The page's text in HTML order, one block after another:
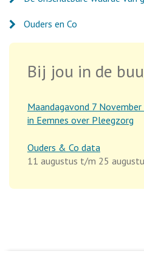
Ouders en Co
Bij jou in de
Maandagavond 7
in Eemnes over Pleegzorg
Ouders & Co data
11 augustus t/m 25